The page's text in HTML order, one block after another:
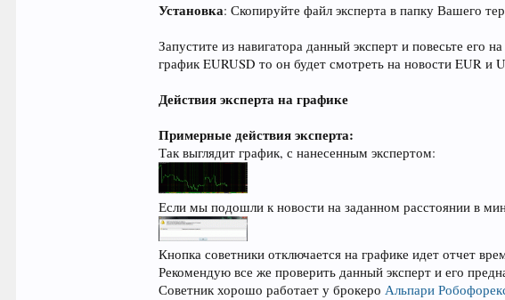
Установка: Скопируйте файл эксперта в папку Вашего
Запустите из навигатора данный эксперт и повесьте его
график EURUSD то он будет смотреть на новости EUR и
Действия эксперта на графике
Примерные действия эксперта:
Так выглядит график, с нанесенным экспертом:
Если мы подошли к новости на заданном расстоянии в
Кнопка советники отключается на графике идет отчет
Рекомендую все же проверить данный эксперт и его
Советник хорошо работает у брокероАльпари